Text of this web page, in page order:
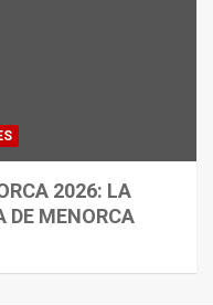
2026: LA
DE MENORCA